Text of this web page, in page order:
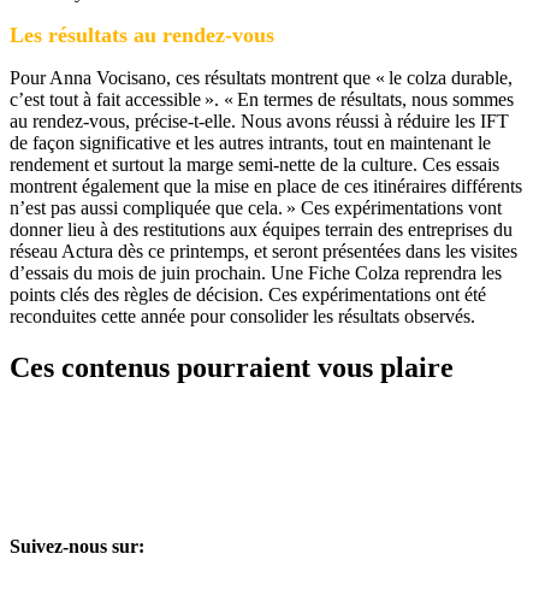
Les résultats au rendez-vous
Pour Anna Vocisano, ces résultats montrent que « le colza durable,
c’est tout à fait accessible ». « En termes de résultats, nous sommes
au rendez-vous, précise-t-elle. Nous avons réussi à réduire les IFT
de façon significative et les autres intrants, tout en maintenant le
rendement et surtout la marge semi-nette de la culture. Ces essais
montrent également que la mise en place de ces itinéraires différents
n’est pas aussi compliquée que cela. » Ces expérimentations vont
donner lieu à des restitutions aux équipes terrain des entreprises du
réseau Actura dès ce printemps, et seront présentées dans les visites
d’essais du mois de juin prochain. Une Fiche Colza reprendra les
points clés des règles de décision. Ces expérimentations ont été
reconduites cette année pour consolider les résultats observés.
Ces contenus pourraient vous plaire
Suivez-nous sur: